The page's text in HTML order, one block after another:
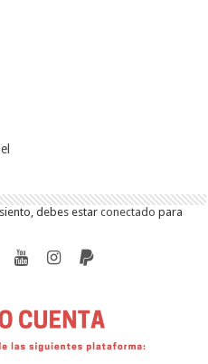
debes estarconectado para